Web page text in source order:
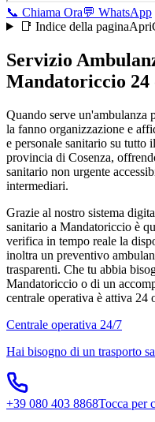
📞 Chiama Ora💬 WhatsApp
📑 Indice della paginaApri
Servizio
Mandatoriccio 24
Quando serve un'ambulanza
la fanno organizzazione e
e personale sanitario su
provincia di Cosenza,
sanitario non urgente
intermediari.
Grazie al nostro sistema
sanitario a Mandatoriccio è
verifica in tempo reale la
inoltra un preventivo
trasparenti. Che tu abbia
Mandatoriccio o di un
centrale operativa è attiva 24
Centrale operativa 24/7
Hai bisogno di un trasporto
+39 080 403 8868Tocca per